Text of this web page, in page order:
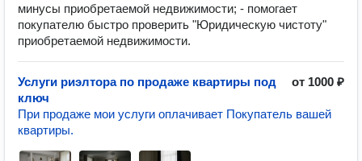
минусы приобретаемой недвижимости; - помогает
покупателю быстро проверить "Юридическую чистоту"
приобретаемой недвижимости.
Услуги риэлтора по продаже квартиры под
ключ
от 1000 ₽
При продаже мои услуги оплачивает Покупатель вашей
квартиры.